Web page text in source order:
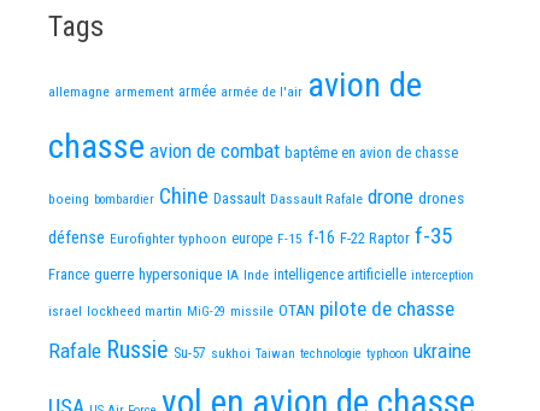
Tags
allemagne armement armée armée de l'air avion de
chasse avion de combat baptême en avion de chasse
boeing bombardier Chine Dassault Dassault Rafale drone drones
défense Eurofighter typhoon europe F-15 f-16 F-22 Raptor f-35
France guerre hypersonique IA Inde intelligence artificielle interception
israel lockheed martin MiG-29 missile OTAN pilote de chasse
Rafale Russie Su-57 sukhoi Taiwan technologie typhoon ukraine
vol en avion de chasse